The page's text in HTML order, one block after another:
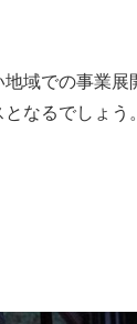
域での事業
なるでしょう。